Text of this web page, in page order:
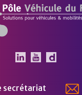
secrétariat